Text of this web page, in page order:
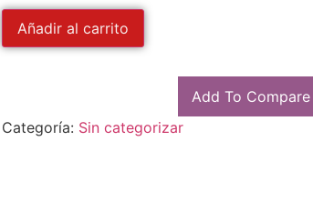
Añadir al carrito
Add To Compare
Categoría: Sin categorizar